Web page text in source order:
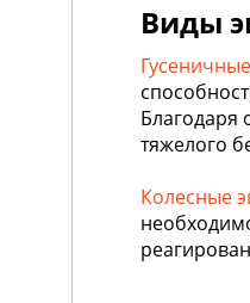
Виды
Благодаря
тяжелого
Колесные